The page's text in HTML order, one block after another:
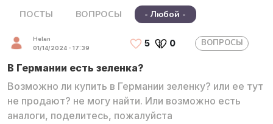
ПОСТЫ ВОПРОСЫ - Любой -
Helen
01/14/2024 - 17:39 5 0 ВОПРОСЫ
В Германии есть зеленка?
Возможно ли купить в Германии зеленку? или ее тут
не продают? не могу найти. Или возможно есть
аналоги, поделитесь, пожалуйста